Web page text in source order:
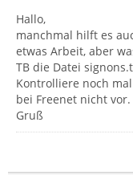
Hallo,
manchmal hilft es
etwas Arbeit, aber
TB die Datei
Kontrolliere noch
bei Freenet nicht vor.
Gruß